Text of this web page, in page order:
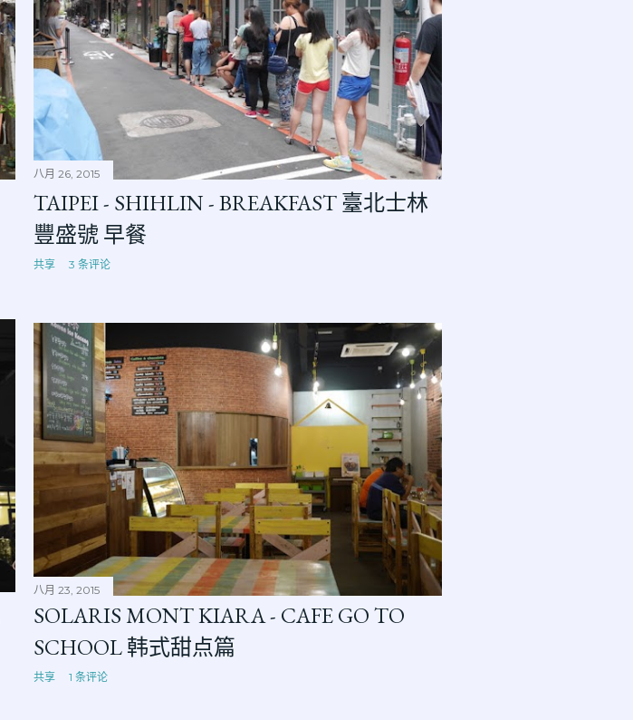
八月 26, 2015
TAIPEI - SHIHLIN - BREAKFAST 臺北士林
豐盛號 早餐
共享 3 条评论
八月 23, 2015
SOLARIS MONT KIARA - CAFE GO TO
SCHOOL 韩式甜点篇
共享 1 条评论